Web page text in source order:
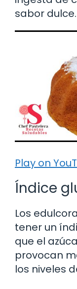
sabor dulce.
Play on
Índice
Los
tener un
que el
provocan
los niveles